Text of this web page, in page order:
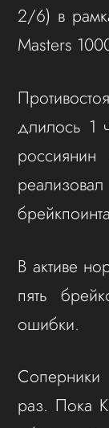
2/6) в
Masters
длилось 1
россиянин
В активе
пять
ошибки.
раз. Пока